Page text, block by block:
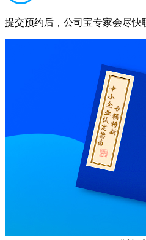
提交预约后，公司宝专家会尽快